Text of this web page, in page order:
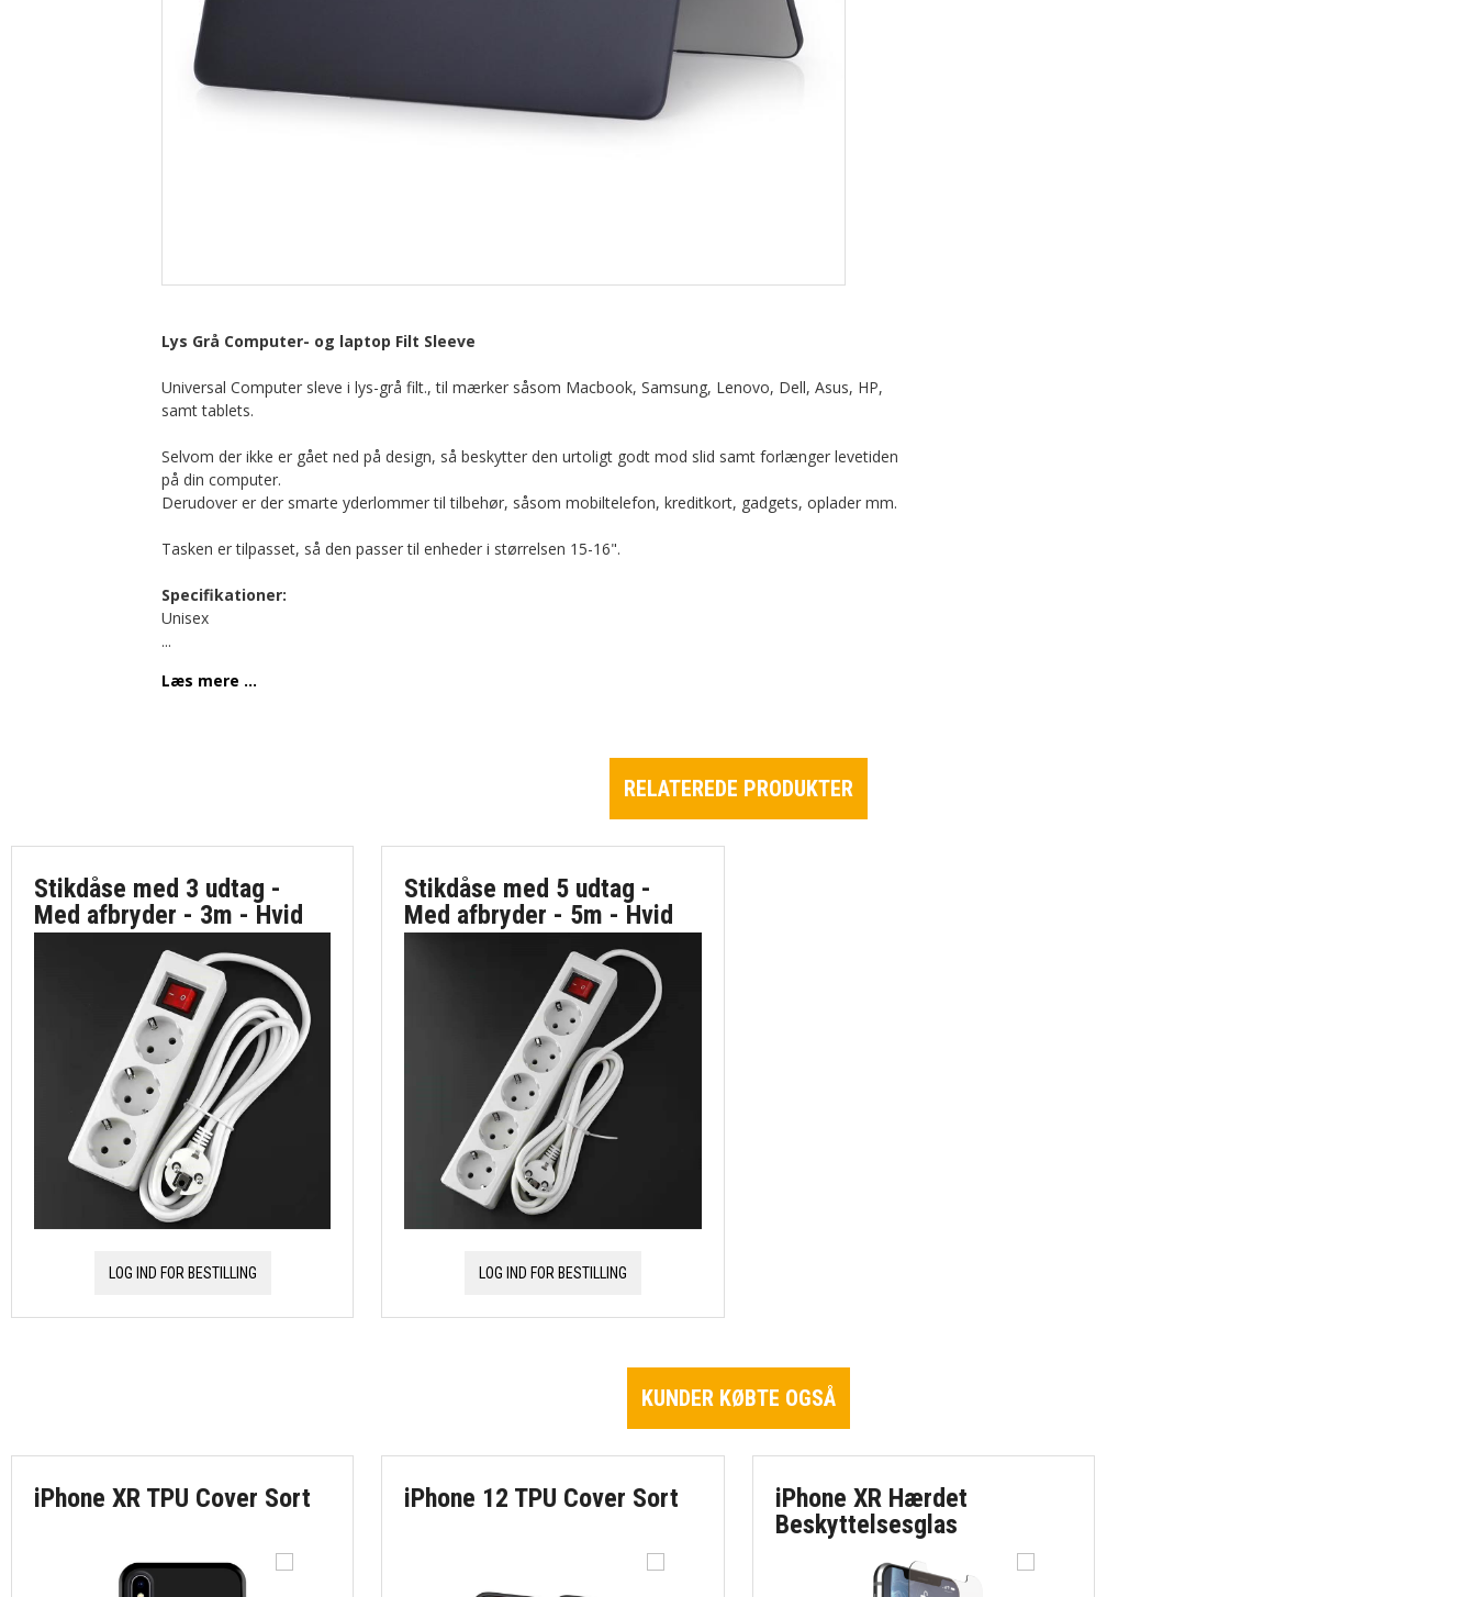
Lys Grå Computer- og laptop Filt Sleeve
Universal Computer sleve i lys-grå filt., til mærker såsom Macbook, Samsung, Lenovo, Dell, Asus, HP,
samt tablets.
Selvom der ikke er gået ned på design, så beskytter den urtoligt godt mod slid samt forlænger levetiden
på din computer.
Derudover er der smarte yderlommer til tilbehør, såsom mobiltelefon, kreditkort, gadgets, oplader mm.
Tasken er tilpasset, så den passer til enheder i størrelsen 15-16".
Specifikationer:
Unisex
...
Læs mere ...
RELATEREDE PRODUKTER
Stikdåse med 3 udtag -
Med afbryder - 3m - Hvid
LOG IND FOR BESTILLING
Stikdåse med 5 udtag -
Med afbryder - 5m - Hvid
LOG IND FOR BESTILLING
KUNDER KØBTE OGSÅ
iPhone XR TPU Cover Sort iPhone 12 TPU Cover Sort
iPhone XR Hærdet
Beskyttelsesglas